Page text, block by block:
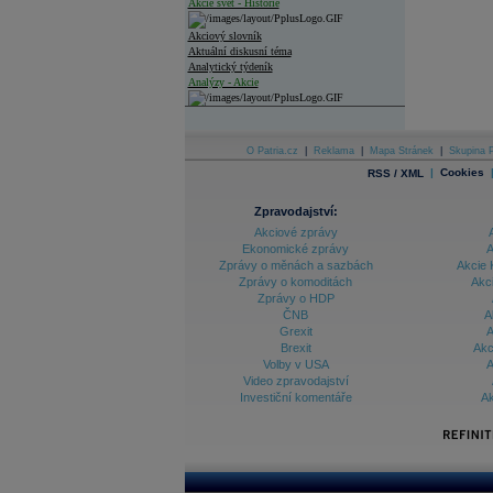
Akcie svět - Historie
Akciový slovník
Aktuální diskusní téma
Analytický týdeník
Analýzy - Akcie
Analýzy společností - Střední Evropa
Ankety a diskuze
Archiv - Analýzy online
Archiv - Deník událostí
Archiv - Flash analýzy (svět)
Archiv - Globální makroekonomické přehledy
Archiv - Horké Zprávy
Archiv - Kalendář událostí
Archiv - Měnová politika
Archiv - Treasury alerty
O Patria.cz Reklama Mapa Stránek Skupina
RSS / XML | Cookies |
Zpravodajství:
Akciové zprávy
Ekonomické zprávy
Zprávy o měnách a sazbách
Zprávy o komoditách
Zprávy o HDP
ČNB
Grexit
Brexit
Volby v USA
Video zpravodajství
Investiční komentáře
Akcie